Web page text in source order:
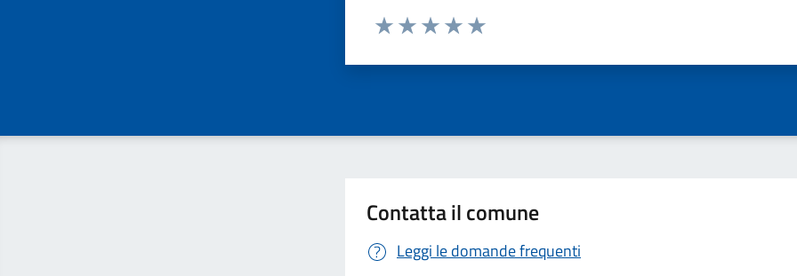
Valuta da 1 a 5 stelle la pagina
Contatta il comune
Leggi le domande frequenti